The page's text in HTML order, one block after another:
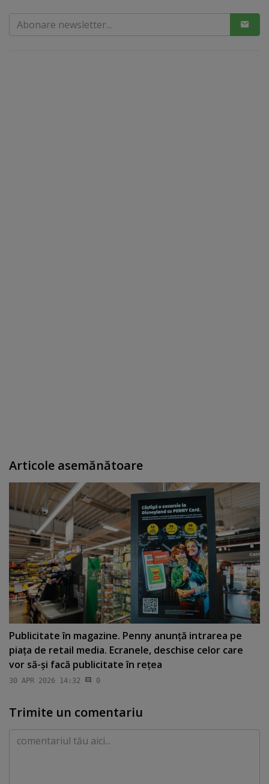
Articole asemănătoare
Publicitate în magazine. Penny anunţă intrarea pe
piaţa de retail media. Ecranele, deschise celor care
vor să-şi facă publicitate în reţea
30 APR 2026 14:32 0
Trimite un comentariu
Comentariu